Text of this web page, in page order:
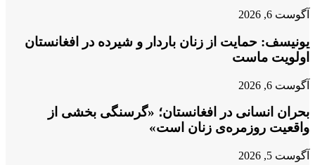
آگوست 6, 2026
یونیسف: حمایت از زنان باردار و شیرده در افغانستان
اولویت ماست
آگوست 6, 2026
بحران انسانی در افغانستان؛ «گرسنگی بخشی از
واقعیت روزمره‌ی زنان است»
آگوست 5, 2026